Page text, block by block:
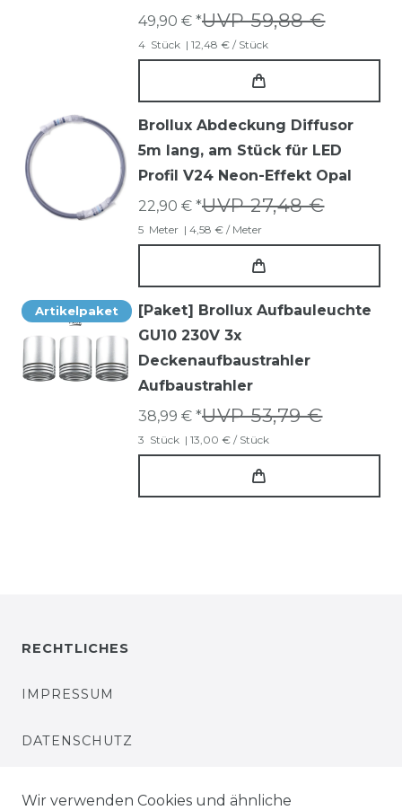
UVP 59,88 €
49,90 € *
4 Stück | 12,48 € / Stück
Brollux Abdeckung Diffusor
5m lang, am Stück für LED
Profil V24 Neon-Effekt Opal
UVP 27,48 €
22,90 € *
5 Meter | 4,58 € / Meter
Artikelpaket
[Paket] Brollux Aufbauleuchte
GU10 230V 3x
Deckenaufbaustrahler
Aufbaustrahler
UVP 53,79 €
38,99 € *
3 Stück | 13,00 € / Stück
RECHTLICHES
IMPRESSUM
DATENSCHUTZ
Wir verwenden Cookies und ähnliche